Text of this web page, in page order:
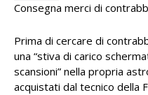
Consegna merci di
Prima di cercare di
una “stiva di carico
scansioni” nella propria
acquistati dal tecnico della